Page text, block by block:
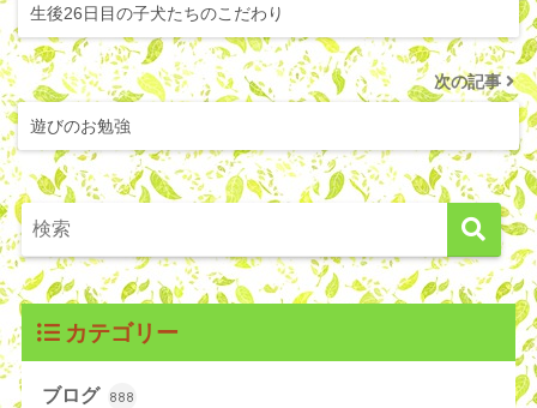
生後26日目の子犬たちのこだわり
次の記事
遊びのお勉強
カテゴリー
ブログ 888